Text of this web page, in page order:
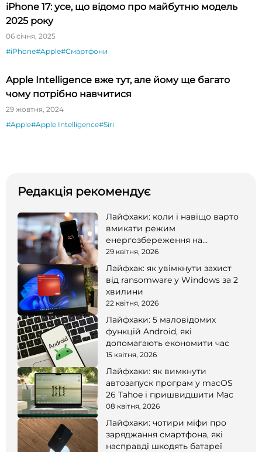
iPhone 17: усе, що відомо про майбутню модель
2025 року
06 січня, 2025
#iPhone#Apple#Смартфони
Apple Intelligence вже тут, але йому ще багато
чому потрібно навчитися
29 жовтня, 2024
#Apple#Apple Intelligence#Siri
Редакція рекомендує
Лайфхаки: коли і навіщо варто
вмикати режим
енергозбереження на
смартфоні
29 квітня, 2026
Лайфхак: як увімкнути захист
від ransomware у Windows за 2
хвилини
22 квітня, 2026
Лайфхаки: 5 маловідомих
функцій Android, які
допомагають економити час
15 квітня, 2026
Лайфхаки: як вимкнути
автозапуск програм у macOS
26 Tahoe і пришвидшити Mac
08 квітня, 2026
Лайфхаки: чотири міфи про
заряджання смартфона, які
насправді шкодять батареї